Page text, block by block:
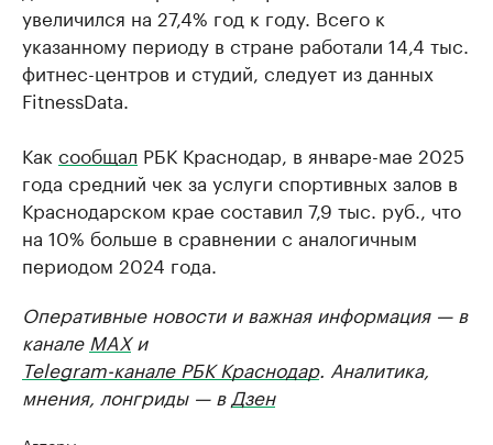
увеличился на 27,4% год к году. Всего к
указанному периоду в стране работали 14,4 тыс.
фитнес-центров и студий, следует из данных
FitnessData.
Как сообщал РБК Краснодар, в январе-мае 2025
года средний чек за услуги спортивных залов в
Краснодарском крае составил 7,9 тыс. руб., что
на 10% больше в сравнении с аналогичным
периодом 2024 года.
Оперативные новости и важная информация — в
канале MAXи
Telegram-канале РБК Краснодар. Аналитика,
мнения, лонгриды — в Дзен